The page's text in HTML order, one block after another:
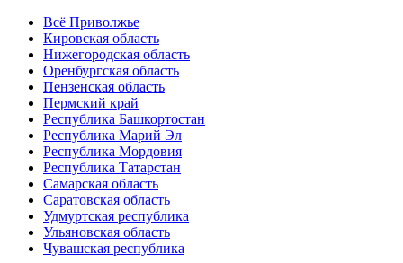
Всё Приволжье
Кировская область
Нижегородская область
Оренбургская область
Пензенская область
Пермский край
Республика Башкортостан
Республика Марий Эл
Республика Мордовия
Республика Татарстан
Самарская область
Саратовская область
Удмуртская республика
Ульяновская область
Чувашская республика